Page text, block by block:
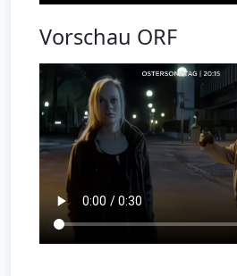
Vorschau ORF